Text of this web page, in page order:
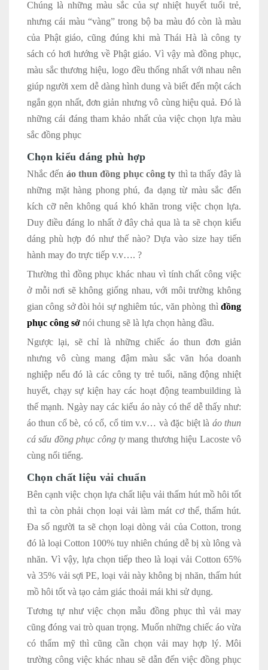
Chúng là những màu sắc của sự nhiệt huyết tuổi trẻ,
nhưng cái màu “vàng” trong bộ ba màu đó còn là màu
của Phật giáo, cũng đúng khi mà Thái Hà là công ty
sách có hơi hướng về Phật giáo. Vì vậy mà đồng phục,
màu sắc thương hiệu, logo đều thống nhất với nhau nên
giúp người xem dễ dàng hình dung và biết đến một cách
ngắn gọn nhất, đơn giản nhưng vô cùng hiệu quả. Đó là
những cái đáng tham khảo nhất của việc chọn lựa màu
sắc đồng phục
Chọn kiểu dáng phù hợp
Nhắc đến áo thun đồng phục công ty thì ta thấy đây là
những mặt hàng phong phú, đa dạng từ màu sắc đến
kích cỡ nên không quá khó khăn trong việc chọn lựa.
Duy điều đáng lo nhất ở đây chả qua là ta sẽ chọn kiểu
dáng phù hợp đó như thế nào? Dựa vào size hay tiến
hành may đo trực tiếp v.v…. ?
Thường thì đồng phục khác nhau vì tính chất công việc
ở mỗi nơi sẽ không giống nhau, với môi trường không
gian công sở đòi hỏi sự nghiêm túc, văn phòng thì đồng
phục công sở nói chung sẽ là lựa chọn hàng đầu.
Ngược lại, sẽ chỉ là những chiếc áo thun đơn giản
nhưng vô cùng mang đậm màu sắc văn hóa doanh
nghiệp nếu đó là các công ty trẻ tuổi, năng động nhiệt
huyết, chạy sự kiện hay các hoạt động teambuilding là
thế mạnh. Ngày nay các kiểu áo này có thể dễ thấy như:
áo thun cổ bè, có cổ, cổ tim v.v… và đặc biệt là áo thun
cá sấu đồng phục công ty mang thương hiệu Lacoste vô
cùng nổi tiếng.
Chọn chất liệu vải chuẩn
Bên cạnh việc chọn lựa chất liệu vải thấm hút mồ hôi tốt
thì ta còn phải chọn loại vải làm mát cơ thể, thấm hút.
Đa số người ta sẽ chọn loại dòng vải của Cotton, trong
đó là loại Cotton 100% tuy nhiên chúng dễ bị xù lông và
nhăn. Vì vậy, lựa chọn tiếp theo là loại vải Cotton 65%
và 35% vải sợi PE, loại vải này không bị nhăn, thấm hút
mồ hôi tốt và tạo cảm giác thoải mái khi sử dụng.
Tương tự như việc chọn mẫu đồng phục thì vải may
cũng đóng vai trò quan trọng. Muốn những chiếc áo vừa
có thẩm mỹ thì cũng cần chọn vải may hợp lý. Môi
trường công việc khác nhau sẽ dẫn đến việc đồng phục